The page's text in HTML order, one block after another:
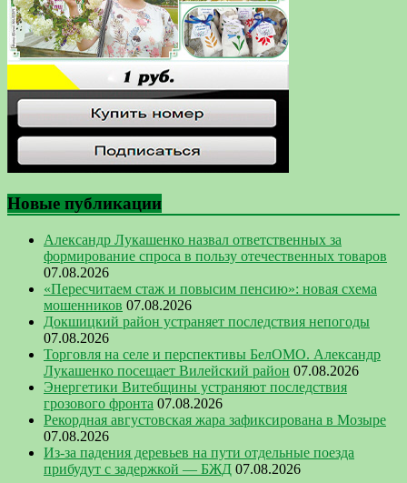
Новые публикации
Александр Лукашенко назвал ответственных за
формирование спроса в пользу отечественных товаров
07.08.2026
«Пересчитаем стаж и повысим пенсию»: новая схема
мошенников 07.08.2026
Докшицкий район устраняет последствия непогоды
07.08.2026
Торговля на селе и перспективы БелОМО. Александр
Лукашенко посещает Вилейский район 07.08.2026
Энергетики Витебщины устраняют последствия
грозового фронта 07.08.2026
Рекордная августовская жара зафиксирована в Мозыре
07.08.2026
Из-за падения деревьев на пути отдельные поезда
прибудут с задержкой — БЖД 07.08.2026